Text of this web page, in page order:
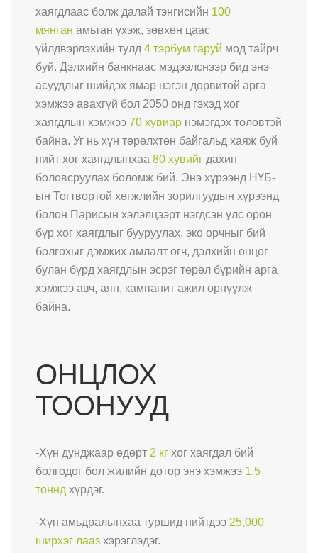
хаягдлаас болж далай тэнгисийн 100
мянган амьтан үхэж, зөвхөн цаас
үйлдвэрлэхийн тулд 4 тэрбум гаруй мод тайрч
буй. Дэлхийн банкнаас мэдээлснээр бид энэ
асуудлыг шийдэх ямар нэгэн дорвитой арга
хэмжээ авахгүй бол 2050 онд гэхэд хог
хаягдлын хэмжээ 70 хувиар нэмэгдэх төлөвтэй
байна. Уг нь хүн төрөлхтөн байгальд хаяж буй
нийт хог хаягдлынхаа 80 хувийг дахин
боловсруулах боломж бий. Энэ хүрээнд НҮБ-
ын Тогтвортой хөгжлийн зорилгуудын хүрээнд
болон Парисын хэлэлцээрт нэгдсэн улс орон
бүр хог хаягдлыг бууруулах, эко орчныг бий
болгохыг дэмжих амлалт өгч, дэлхийн өнцөг
булан бүрд хаягдлын эсрэг төрөл бүрийн арга
хэмжээ авч, аян, кампанит ажил өрнүүлж
байна.
ОНЦЛОХ
ТООНУУД
-Хүн дунджаар өдөрт 2 кг хог хаягдал бий
болгодог бол жилийн дотор энэ хэмжээ 1.5
тоннд хүрдэг.
-Хүн амьдралынхаа туршид нийтдээ 25,000
ширхэг лааз хэрэглэдэг.